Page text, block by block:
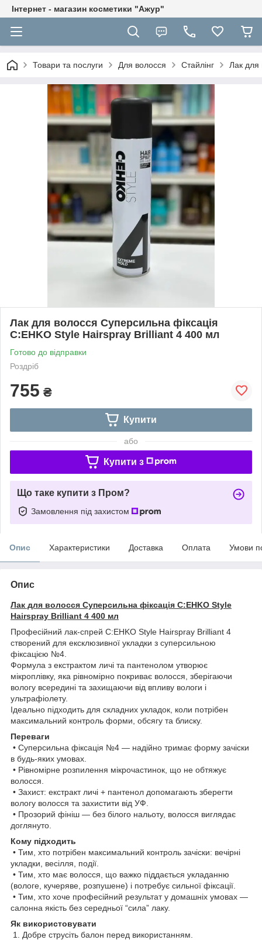
Інтернет - магазин косметики "Ажур"
Товари та послуги Для волосся Стайлінг Лак для
Лак для волосся Суперсильна фіксація
C:EHKO Style Hairspray Brilliant 4 400 мл
Готово до відправки
Роздріб
755 ₴
Купити
або
Купити з
Що таке купити з Пром?
Замовлення під захистом
Опис Характеристики Доставка Оплата Умови
Опис
Лак для волосся Суперсильна фіксація C:EHKO Style
Hairspray Brilliant 4 400 мл
Професійний лак-спрей C:EHKO Style Hairspray Brilliant 4
створений для ексклюзивної укладки з суперсильною
фіксацією №4.
Формула з екстрактом личі та пантенолом утворює
мікроплівку, яка рівномірно покриває волосся, зберігаючи
вологу всередині та захищаючи від впливу вологи і
ультрафіолету.
Ідеально підходить для складних укладок, коли потрібен
максимальний контроль форми, обсягу та блиску.
Переваги
• Суперсильна фіксація №4 — надійно тримає форму зачіски
в будь-яких умовах.
• Рівномірне розпилення мікрочастинок, що не обтяжує
волосся.
• Захист: екстракт личі + пантенол допомагають зберегти
вологу волосся та захистити від УФ.
• Прозорий фініш — без білого нальоту, волосся виглядає
доглянуто.
Кому підходить
• Тим, хто потрібен максимальний контроль зачіски: вечірні
укладки, весілля, події.
• Тим, хто має волосся, що важко піддається укладанню
(вологе, кучеряве, розпушене) і потребує сильної фіксації.
• Тим, хто хоче професійний результат у домашніх умовах —
салонна якість без середньої “сила” лаку.
Як використовувати
1. Добре струсіть балон перед використанням.